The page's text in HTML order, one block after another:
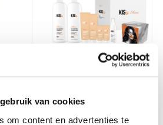
van cookies
om content en advertenties te
KIS Shine Glossifying